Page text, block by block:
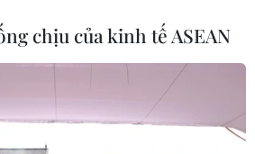
chịu của kinh tế ASEAN